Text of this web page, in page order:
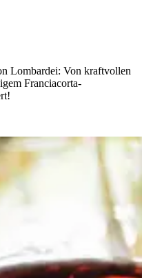
Lombardei: Von kraftvollen
Franciacorta-